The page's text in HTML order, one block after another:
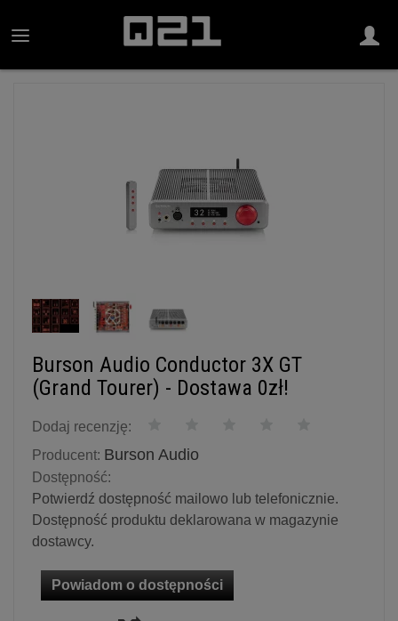
Burson Audio Conductor 3X GT
(Grand Tourer) - Dostawa 0zł!
Dodaj recenzję:
Producent: Burson Audio
Dostępność:
Potwierdź dostępność mailowo lub telefonicznie.
Dostępność produktu deklarowana w magazynie
dostawcy.
Powiadom o dostępności